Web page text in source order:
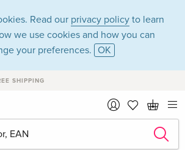
Read our privacy policy to learn
we use cookies and how you can
your preferences. OK
SHIPPING